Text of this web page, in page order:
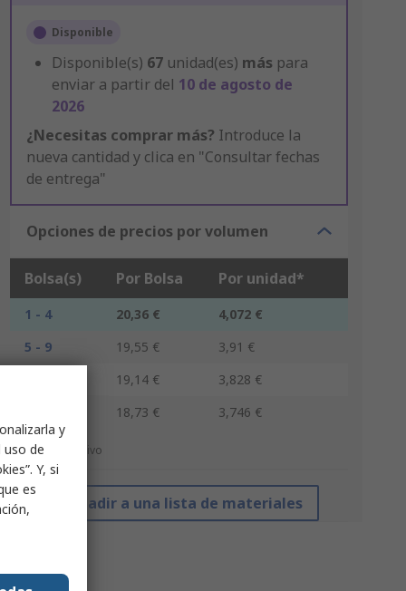
Disponible
Disponible(s) 67 unidad(es) más para
enviar a partir del 10 de agosto de
2026
¿Necesitas comprar más? Introduce la
nueva cantidad y clica en "Consultar fechas
de entrega"
Opciones de precios por volumen
Bolsa(s) Por Bolsa Por unidad*
1 - 4 20,36 €
4,072 €
5 - 9
19,55 €
3,91 €
19,14 €
3,828 €
18,73 € 3,746 €
*precio indicativo
Añadir a una lista de materiales
y
uso de
Y, si
es